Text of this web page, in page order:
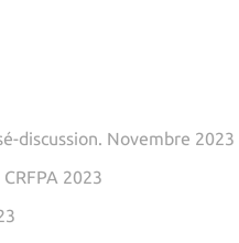
discussion. Novembre 2023
2023